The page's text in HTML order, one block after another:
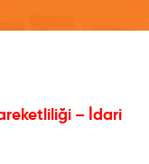
– İdari